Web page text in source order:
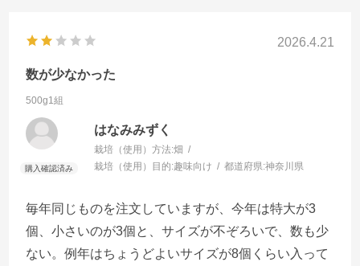
2026.4.21
数が少なかった
500g1組
はなみみずく
栽培（使用）方法:畑
栽培（使用）目的:趣味向け 都道府県:神奈川県
毎年同じものを注文していますが、今年は特大が3
個、小さいのが3個と、サイズが不ぞろいで、数も少
ない。例年はちょうどよいサイズが8個くらい入って